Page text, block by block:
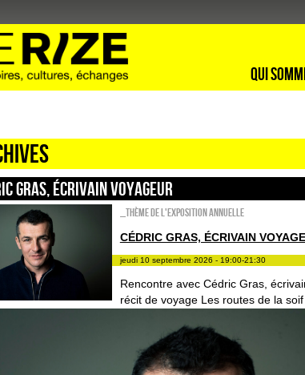
Qui
GRAS, ÉCRIVAIN VOYAGEUR
_Thème de l'exposition annuelle
CÉDRIC GRAS, ÉCRIVAIN
jeudi 10 septembre 2026 - 19:00-21:30
Rencontre avec Cédric Gras,
récit de voyage Les routes de la